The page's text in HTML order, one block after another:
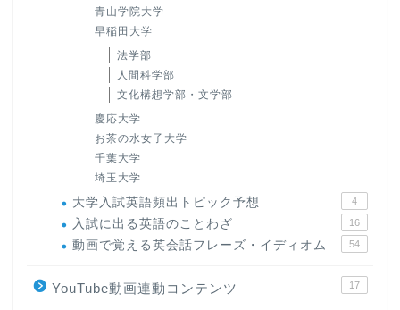
青山学院大学
早稲田大学
法学部
人間科学部
文化構想学部・文学部
慶応大学
お茶の水女子大学
千葉大学
埼玉大学
大学入試英語頻出トピック予想 4
入試に出る英語のことわざ 16
動画で覚える英会話フレーズ・イディオム 54
YouTube動画連動コンテンツ 17